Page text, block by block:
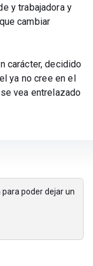
y trabajadora y
cambiar
carácter, decidido
ya no cree en el
vea entrelazado
para poder dejar un